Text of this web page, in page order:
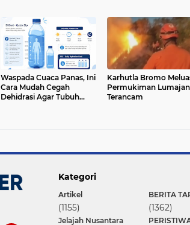
Waspada Cuaca Panas, Ini
Cara Mudah Cegah
Dehidrasi Agar Tubuh
Karhutla Bromo
Permukiman
Terancam
Kategori
Artikel
(1155)
BERITA
(1362)
Jelajah Nusantara